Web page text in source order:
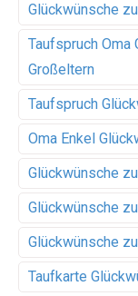
Glückwünsche
Taufspruch Oma
Großeltern
Taufspruch
Oma Enkel
Glückwünsche
Glückwünsche
Glückwünsche
Taufkarte